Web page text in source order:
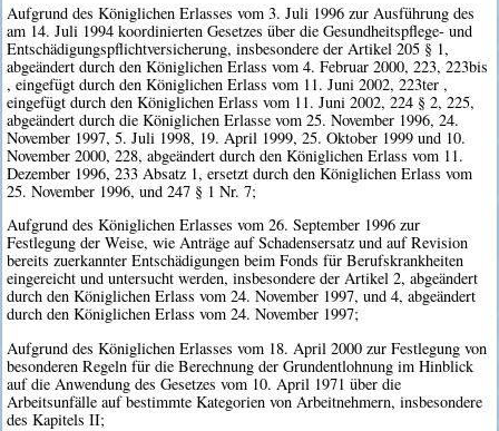
Aufgrund des Königlichen Erlasses vom 3. Juli 1996 zur Ausführung des
am 14. Juli 1994 koordinierten Gesetzes über die Gesundheitspflege- und
Entschädigungspflichtversicherung, insbesondere der Artikel 205 § 1,
abgeändert durch den Königlichen Erlass vom 4. Februar 2000, 223, 223bis
, eingefügt durch den Königlichen Erlass vom 11. Juni 2002, 223ter ,
eingefügt durch den Königlichen Erlass vom 11. Juni 2002, 224 § 2, 225,
abgeändert durch die Königlichen Erlasse vom 25. November 1996, 24.
November 1997, 5. Juli 1998, 19. April 1999, 25. Oktober 1999 und 10.
November 2000, 228, abgeändert durch den Königlichen Erlass vom 11.
Dezember 1996, 233 Absatz 1, ersetzt durch den Königlichen Erlass vom
25. November 1996, und 247 § 1 Nr. 7;
Aufgrund des Königlichen Erlasses vom 26. September 1996 zur
Festlegung der Weise, wie Anträge auf Schadensersatz und auf Revision
bereits zuerkannter Entschädigungen beim Fonds für Berufskrankheiten
eingereicht und untersucht werden, insbesondere der Artikel 2, abgeändert
durch den Königlichen Erlass vom 24. November 1997, und 4, abgeändert
durch den Königlichen Erlass vom 24. November 1997;
Aufgrund des Königlichen Erlasses vom 18. April 2000 zur Festlegung von
besonderen Regeln für die Berechnung der Grundentlohnung im Hinblick
auf die Anwendung des Gesetzes vom 10. April 1971 über die
Arbeitsunfälle auf bestimmte Kategorien von Arbeitnehmern, insbesondere
des Kapitels II;